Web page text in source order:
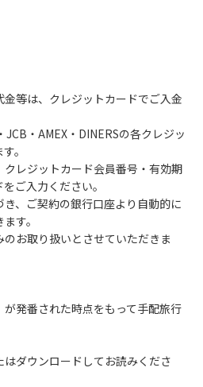
テーションに出してください。
す。
の直火による焚き火、キャンプフ
テントサウナの設置
る歴舟川は、上流で雨が降ると短
いると大変危険な状態になりや
が流される事故が数件起きてい
を張らない。
原で遊ばない。
ンプ場で雨が降らなくても、上
とがあるので、水の濁りに注意
ちに川原での遊びを中止する。
地元住民から川についての注意
金等は、クレジットカードでご入金
JCB・AMEX・DINERSの各クレジッ
。
レジットカード会員番号・有効期
ご入力ください。
き、ご契約の銀行口座より自動的に
す。
のお取り扱いとさせていただきま
発番された時点をもって手配旅行
ダウンロードしてお読みくださ